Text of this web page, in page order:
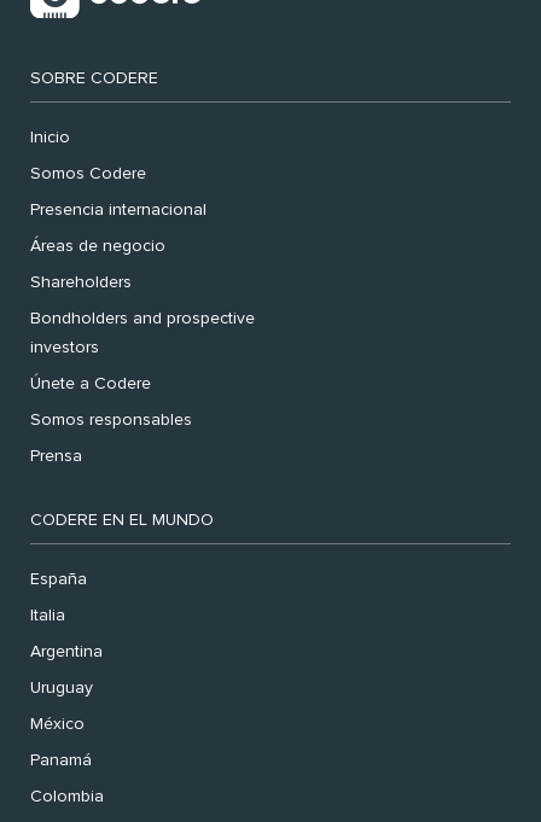
SOBRE CODERE
Inicio
Somos Codere
Presencia internacional
Áreas de negocio
Shareholders
Bondholders and prospective
investors
Únete a Codere
Somos responsables
Prensa
CODERE EN EL MUNDO
España
Italia
Argentina
Uruguay
México
Panamá
Colombia